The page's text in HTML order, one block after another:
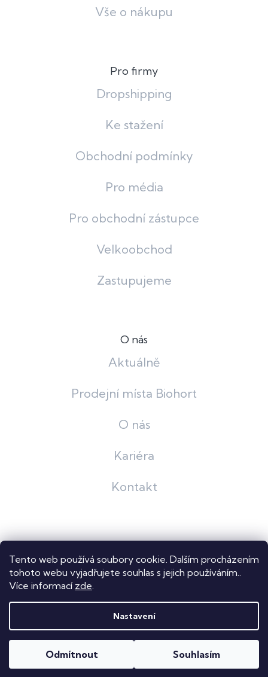
Tento web používá soubory cookie. Dalším procházením
tohoto webu vyjadřujete souhlas s jejich používáním..
Více informací zde.
Nastavení
Odmítnout Souhlasím
Vše o nákupu
Pro firmy
Dropshipping
Ke stažení
Obchodní podmínky
Pro média
Pro obchodní zástupce
Velkoobchod
Zastupujeme
O nás
Aktuálně
Prodejní místa Biohort
O nás
Kariéra
Kontakt
Shoptet
Copyright 2026Dastech s.r.o.. Všechna práva vyhrazena.
Upravit nastavení cookies